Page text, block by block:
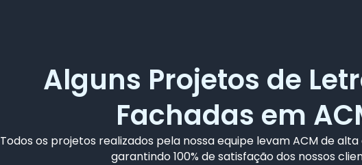
Alguns Projetos de
Fachadas em
Todos os projetos realizados pela nossa equipe levam ACM de
garantindo 100% de satisfação dos nossos